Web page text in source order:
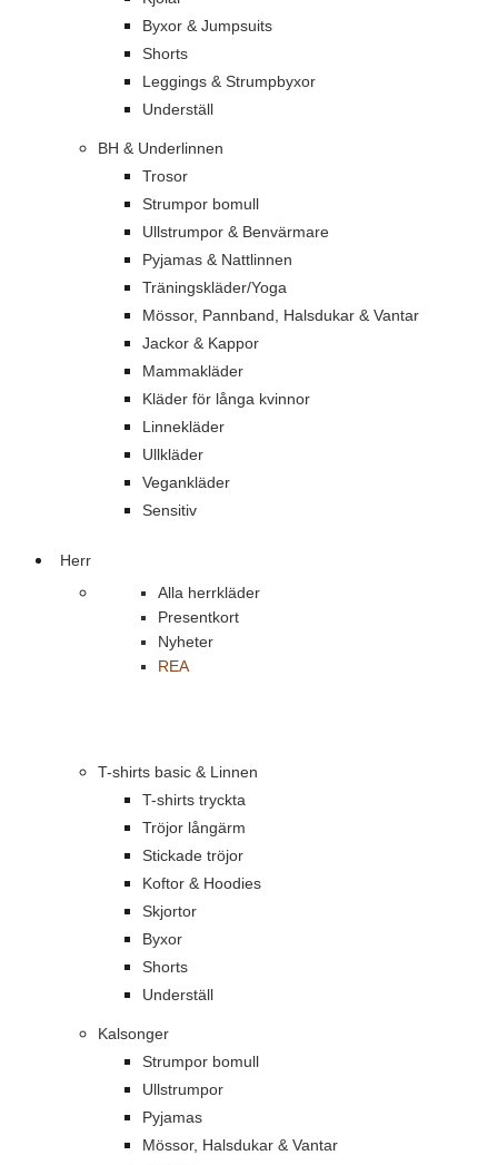
Byxor & Jumpsuits
Shorts
Leggings & Strumpbyxor
Underställ
BH & Underlinnen
Trosor
Strumpor bomull
Ullstrumpor & Benvärmare
Pyjamas & Nattlinnen
Träningskläder/Yoga
Mössor, Pannband, Halsdukar & Vantar
Jackor & Kappor
Mammakläder
Kläder för långa kvinnor
Linnekläder
Ullkläder
Vegankläder
Sensitiv
Herr
Alla herrkläder
Presentkort
Nyheter
REA
T-shirts basic & Linnen
T-shirts tryckta
Tröjor långärm
Stickade tröjor
Koftor & Hoodies
Skjortor
Byxor
Shorts
Underställ
Kalsonger
Strumpor bomull
Ullstrumpor
Pyjamas
Mössor, Halsdukar & Vantar